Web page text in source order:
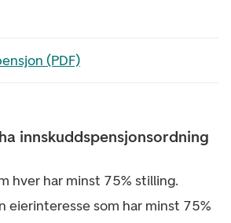
(PDF)
fane
innskuddspensjonsordning
hver har minst 75% stilling.
eierinteresse som har minst 75%